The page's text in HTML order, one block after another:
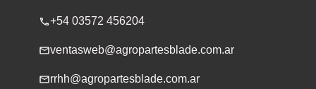
+54 03572 456204
ventasweb@agropartesblade.com.ar
rrhh@agropartesblade.com.ar